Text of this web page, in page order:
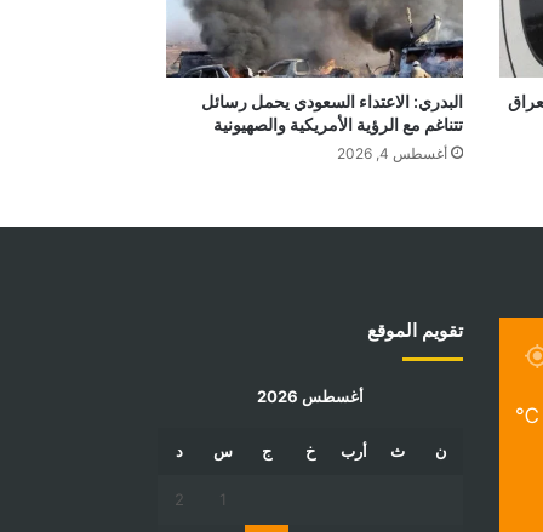
البدري: الاعتداء السعودي يحمل رسائل
تتناغم مع الرؤية الأمريكية والصهيونية
أغسطس 4, 2026
℃
تقويم الموقع
أغسطس 2026
ن ث أرب خ ج س د
1
2